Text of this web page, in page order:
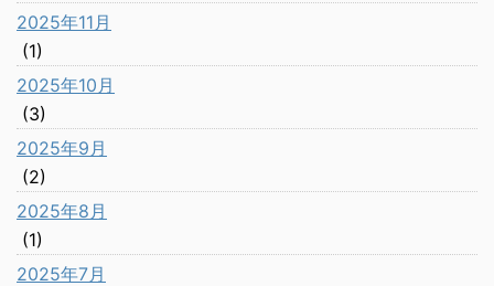
2025年11月
(1)
2025年10月
(3)
2025年9月
(2)
2025年8月
(1)
2025年7月